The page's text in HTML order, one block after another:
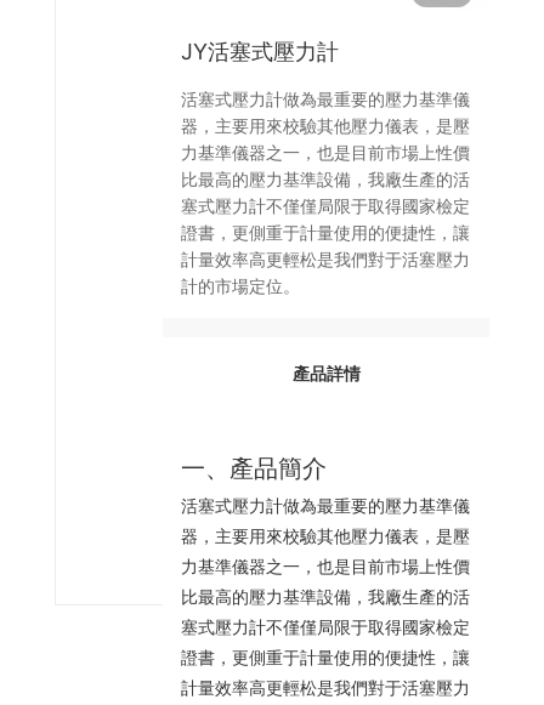
咨
詢
4
0
0
0
-
8
8
JY活塞式壓力計
活塞式壓力計做為最重要的壓力基準儀
器，主要用來校驗其他壓力儀表，是壓
力基準儀器之一，也是目前市場上性價
比最高的壓力基準設備，我廠生產的活
塞式壓力計不僅僅局限于取得國家檢定
證書，更側重于計量使用的便捷性，讓
計量效率高更輕松是我們對于活塞壓力
計的市場定位。
產品詳情
一、產品簡介
活塞式壓力計做為最重要的壓力基準儀
器，主要用來校驗其他壓力儀表，是壓
力基準儀器之一，也是目前市場上性價
比最高的壓力基準設備，我廠生產的活
塞式壓力計不僅僅局限于取得國家檢定
證書，更側重于計量使用的便捷性，讓
計量效率高更輕松是我們對于活塞壓力